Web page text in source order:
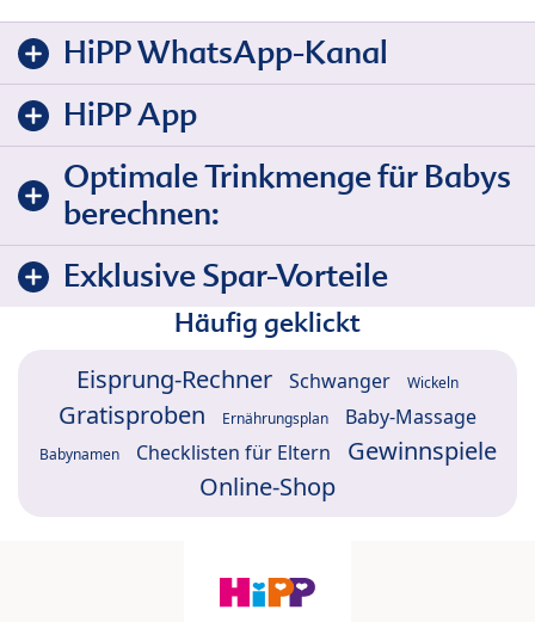
HiPP WhatsApp-Kanal
HiPP App
Optimale Trinkmenge für Babys
berechnen:
Exklusive Spar-Vorteile
Häufig geklickt
Eisprung-Rechner Schwanger Wickeln
Gratisproben Ernährungsplan Baby-Massage
Babynamen Checklisten für Eltern
Gewinnspiele
Online-Shop